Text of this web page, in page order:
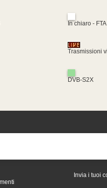
In chiaro - FTA
Trasmissioni
DVB-S2X
Invia i tuoi